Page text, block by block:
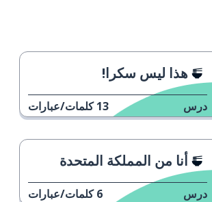
هذا ليس سكرا!
درس 13 كلمات/عبارات
أنا من المملكة المتحدة
درس 6 كلمات/عبارات